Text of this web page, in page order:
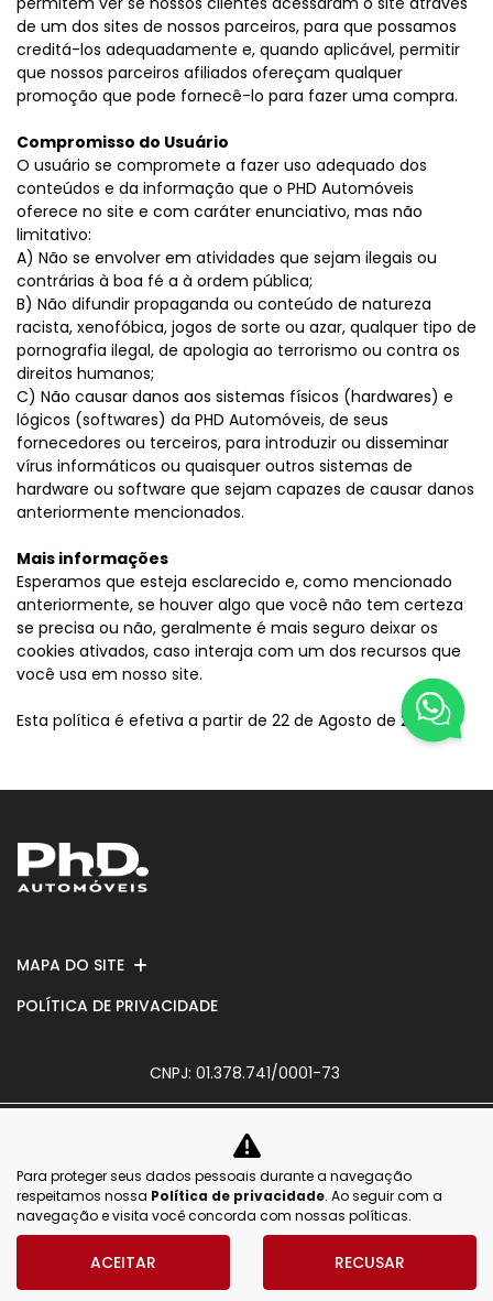
de um dos sites de nossos parceiros, para que possamos
creditá-los adequadamente e, quando aplicável, permitir
que nossos parceiros afiliados ofereçam qualquer
promoção que pode fornecê-lo para fazer uma compra.
Compromisso do Usuário
O usuário se compromete a fazer uso adequado dos
conteúdos e da informação que o PHD Automóveis
oferece no site e com caráter enunciativo, mas não
limitativo:
A) Não se envolver em atividades que sejam ilegais ou
contrárias à boa fé a à ordem pública;
B) Não difundir propaganda ou conteúdo de natureza
racista, xenofóbica, jogos de sorte ou azar, qualquer tipo de
pornografia ilegal, de apologia ao terrorismo ou contra os
direitos humanos;
C) Não causar danos aos sistemas físicos (hardwares) e
lógicos (softwares) da PHD Automóveis, de seus
fornecedores ou terceiros, para introduzir ou disseminar
vírus informáticos ou quaisquer outros sistemas de
hardware ou software que sejam capazes de causar danos
anteriormente mencionados.
Mais informações
Esperamos que esteja esclarecido e, como mencionado
anteriormente, se houver algo que você não tem certeza
se precisa ou não, geralmente é mais seguro deixar os
cookies ativados, caso interaja com um dos recursos que
você usa em nosso site.
Esta política é efetiva a partir de 22 de Agosto de 2023
MAPA DO SITE
POLÍTICA DE PRIVACIDADE
CNPJ: 01.378.741/0001-73
No trânsito, enxergar o outro salva
vidas.
Para proteger seus dados pessoais durante a navegação
respeitamos nossa Política de privacidade. Ao seguir com a
navegação e visita você concorda com nossas políticas.
ACEITAR RECUSAR